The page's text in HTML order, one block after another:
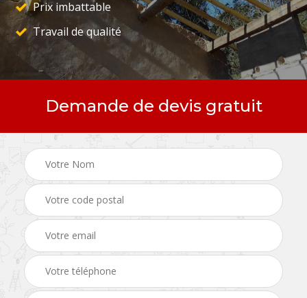
Prix imbattable
Travail de qualité
Demande de devis gratuit